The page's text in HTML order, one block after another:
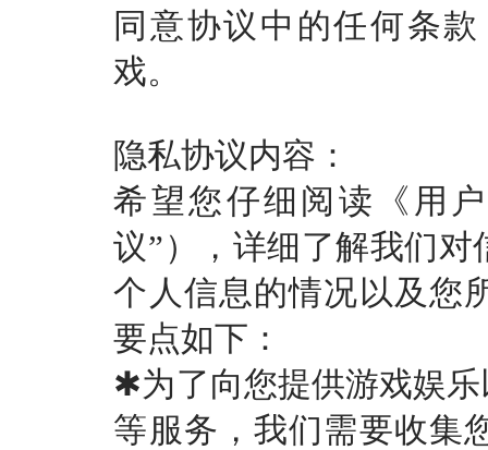
同意协议中的任何条
戏。
隐私协议内容：
希望您仔细阅读《用
议”），详细了解我们
个人信息的情况以及您
要点如下：
✱为了向您提供游戏娱
等服务，我们需要收集